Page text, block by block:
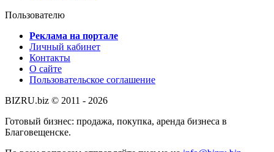
Пользователю
Реклама на портале
Личный кабинет
Контакты
О сайте
Пользовательское соглашение
BIZRU.biz © 2011 - 2026
Готовый бизнес: продажа, покупка, аренда бизнеса в
Благовещенске.